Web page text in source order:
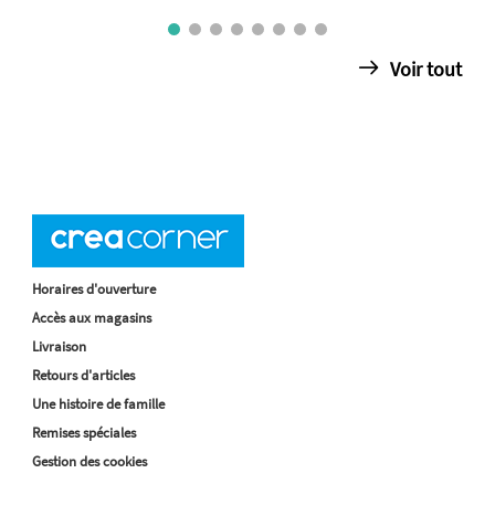
Voir tout
Horaires d'ouverture
Accès aux magasins
Livraison
Retours d'articles
Une histoire de famille
Remises spéciales
Gestion des cookies